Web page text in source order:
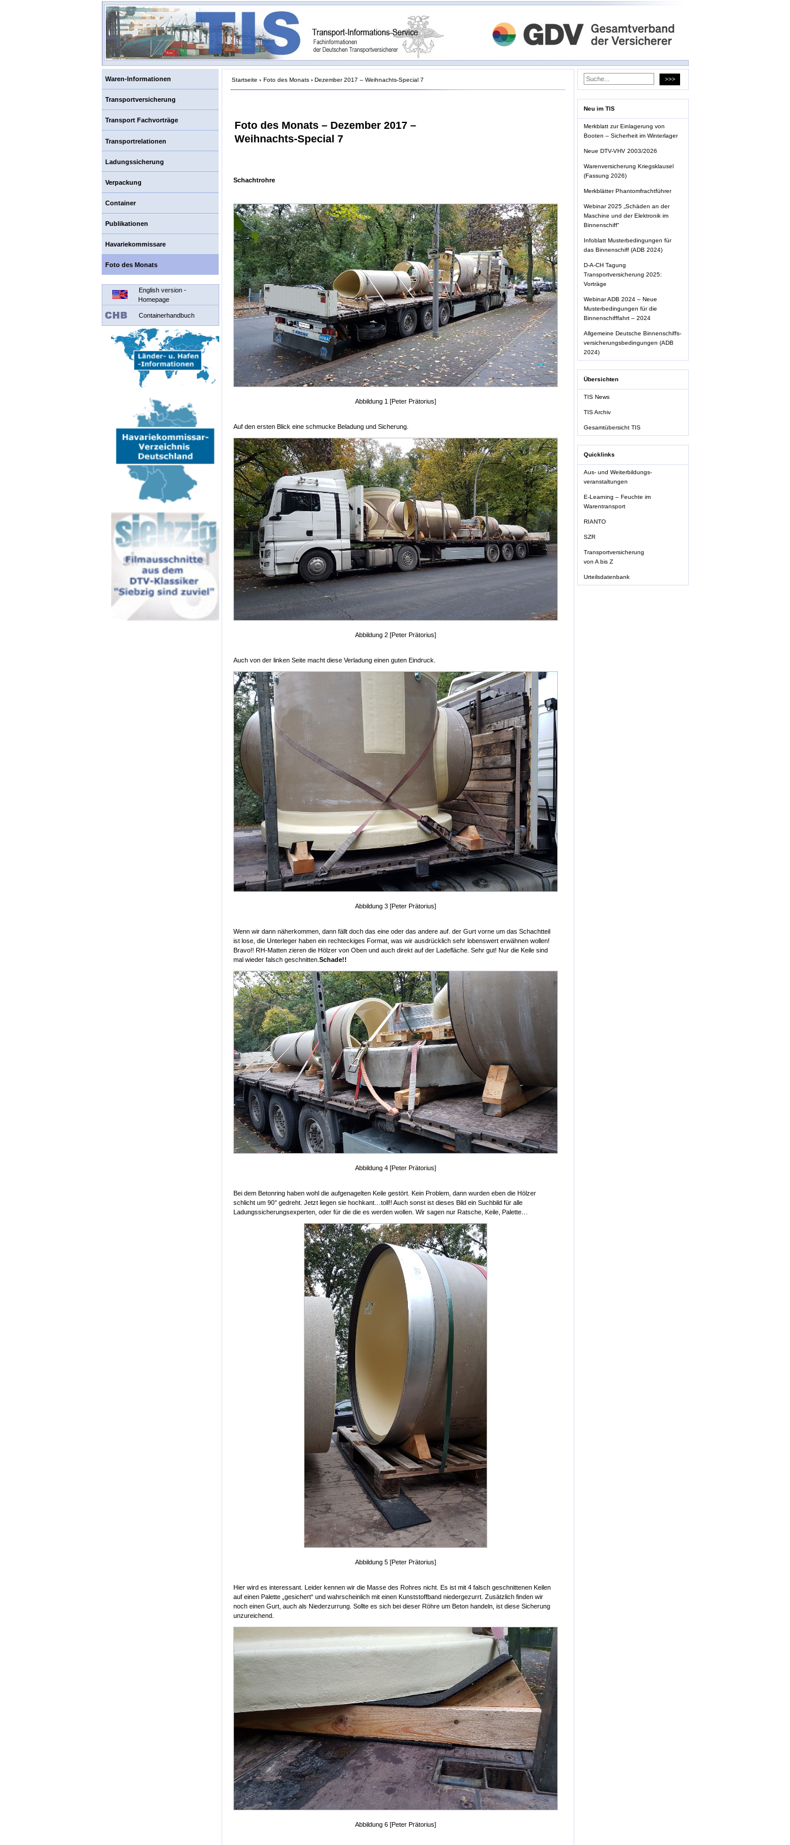
Waren-Informationen
Transportversicherung
Transport Fachvorträge
Transportrelationen
Ladungssicherung
Verpackung
Container
Publikationen
Havariekommissare
Foto des Monats
English version -
Homepage
Containerhandbuch
Startseite › Foto des Monats › Dezember 2017 – Weihnachts-Special 7
Foto des Monats – Dezember 2017 –
Weihnachts-Special 7
Schachtrohre
Abbildung 1 [Peter Prätorius]
Auf den ersten Blick eine schmucke Beladung und Sicherung.
Abbildung 2 [Peter Prätorius]
Auch von der linken Seite macht diese Verladung einen guten Eindruck.
Abbildung 3 [Peter Prätorius]
Wenn wir dann näherkommen, dann fällt doch das eine oder das andere auf. der Gurt vorne um das Schachtteil
ist lose, die Unterleger haben ein rechteckiges Format, was wir ausdrücklich sehr lobenswert erwähnen wollen!
Bravo!! RH-Matten zieren die Hölzer von Oben und auch direkt auf der Ladefläche. Sehr gut! Nur die Keile sind
mal wieder falsch geschnitten. Schade!!
Abbildung 4 [Peter Prätorius]
Bei dem Betonring haben wohl die aufgenagelten Keile gestört. Kein Problem, dann wurden eben die Hölzer
schlicht um 90° gedreht. Jetzt liegen sie hochkant…toll!! Auch sonst ist dieses Bild ein Suchbild für alle
Ladungssicherungsexperten, oder für die die es werden wollen. Wir sagen nur Ratsche, Keile, Palette…
Abbildung 5 [Peter Prätorius]
Hier wird es interessant. Leider kennen wir die Masse des Rohres nicht. Es ist mit 4 falsch geschnittenen Keilen
auf einen Palette „gesichert“ und wahrscheinlich mit einen Kunststoffband niedergezurrt. Zusätzlich finden wir
noch einen Gurt, auch als Niederzurrung. Sollte es sich bei dieser Röhre um Beton handeln, ist diese Sicherung
unzureichend.
Abbildung 6 [Peter Prätorius]
Neu im TIS
Merkblatt zur Einlagerung von
Booten – Sicherheit im Winterlager
Neue DTV-VHV 2003/2026
Warenversicherung Kriegsklausel
(Fassung 2026)
Merkblätter Phantomfrachtführer
Webinar 2025 „Schäden an der
Maschine und der Elektronik im
Binnenschiff“
Infoblatt Musterbedingungen für
das Binnenschiff (ADB 2024)
D-A-CH Tagung
Transportversicherung 2025:
Vorträge
Webinar ADB 2024 – Neue
Musterbedingungen für die
Binnenschifffahrt – 2024
Allgemeine Deutsche Binnenschiffs-
versicherungsbedingungen (ADB
2024)
Übersichten
TIS News
TIS Archiv
Gesamtübersicht TIS
Quicklinks
Aus- und Weiterbildungs-
veranstaltungen
E-Learning – Feuchte im
Warentransport
RIANTO
SZR
Transportversicherung
von A bis Z
Urteilsdatenbank